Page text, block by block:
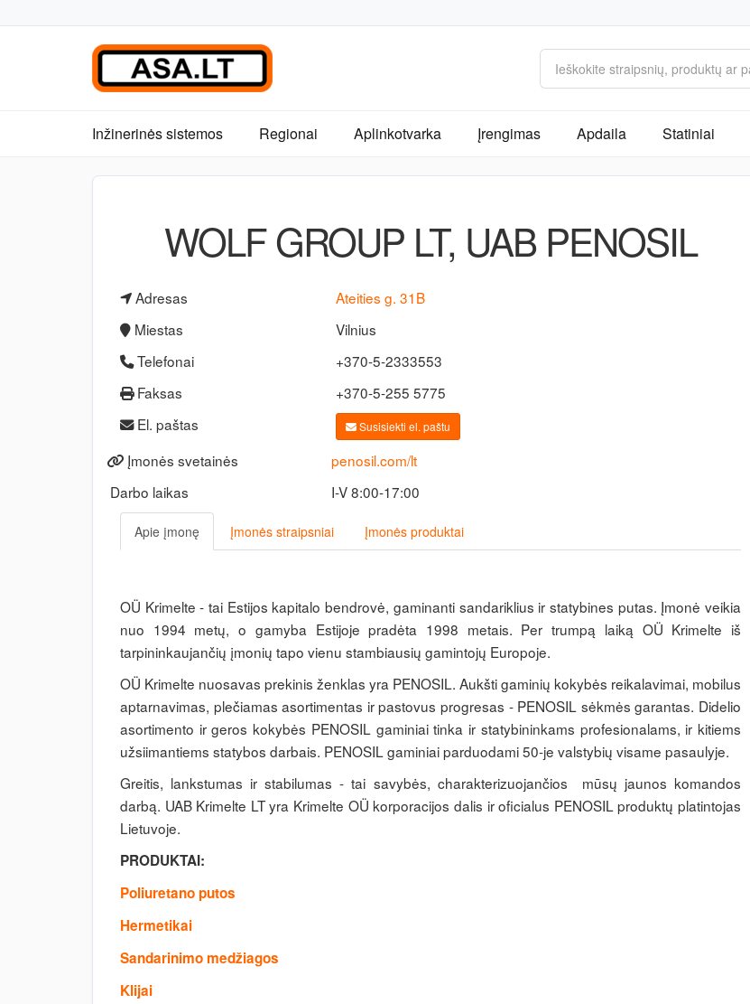
Inžinerinės sistemos Regionai Aplinkotvarka Įrengimas Apdaila Statiniai
WOLF GROUP LT, UAB PENOSIL
Adresas
Ateities g. 31B
Miestas
Vilnius
Telefonai
+370-5-2333553
Faksas
+370-5-255 5775
El. paštas
Susisiekti el. paštu
Įmonės svetainės
penosil.com/lt
Darbo laikas
I-V 8:00-17:00
Apie įmonę Įmonės straipsniai Įmonės produktai
OÜ Krimelte - tai Estijos kapitalo bendrovė, gaminanti sandariklius ir statybines putas. Įmonė veikia
nuo 1994 metų, o gamyba Estijoje pradėta 1998 metais. Per trumpą laiką OÜ Krimelte iš
tarpininkaujančių įmonių tapo vienu stambiausių gamintojų Europoje.
OÜ Krimelte nuosavas prekinis ženklas yra PENOSIL. Aukšti gaminių kokybės reikalavimai, mobilus
aptarnavimas, plečiamas asortimentas ir pastovus progresas - PENOSIL sėkmės garantas. Didelio
asortimento ir geros kokybės PENOSIL gaminiai tinka ir statybininkams profesionalams, ir kitiems
užsiimantiems statybos darbais. PENOSIL gaminiai parduodami 50-je valstybių visame pasaulyje.
Greitis, lankstumas ir stabilumas - tai savybės, charakterizuojančios mūsų jaunos komandos
darbą. UAB Krimelte LT yra Krimelte OÜ korporacijos dalis ir oficialus PENOSIL produktų platintojas
Lietuvoje.
PRODUKTAI:
Poliuretano putos
Hermetikai
Sandarinimo medžiagos
Klijai